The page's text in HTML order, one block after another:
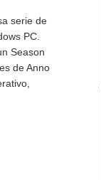
serie de
PC.
Season
de Anno